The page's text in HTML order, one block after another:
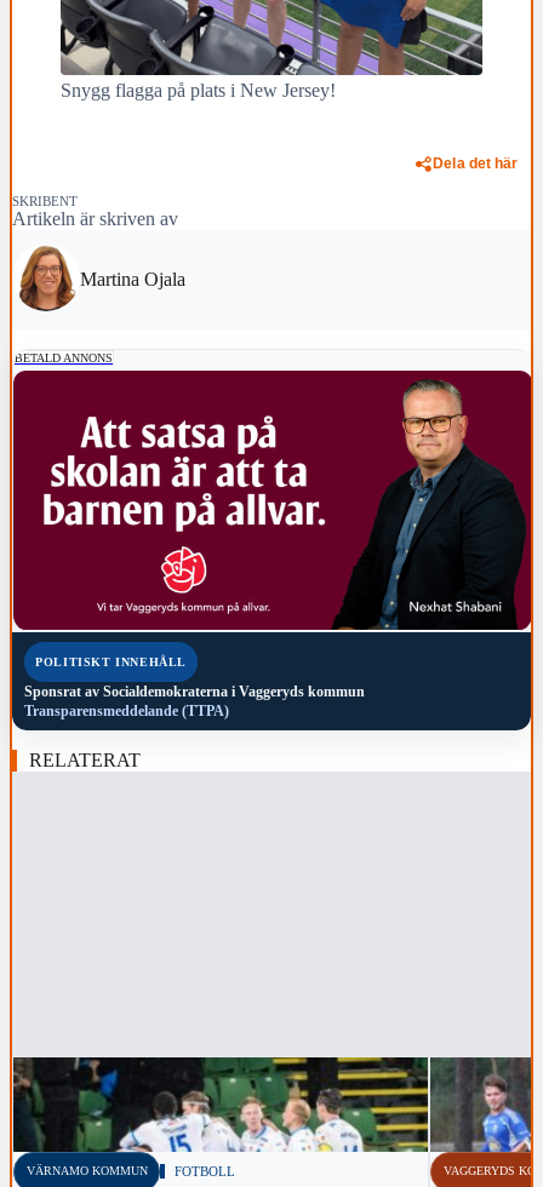
Snygg flagga på plats i New Jersey!
Dela det här
SKRIBENT
Artikeln är skriven av
Martina Ojala
BETALD ANNONS
POLITISKT INNEHÅLL
Sponsrat av Socialdemokraterna i Vaggeryds kommun
Transparensmeddelande (TTPA)
RELATERAT
VÄRNAMO KOMMUN FOTBOLL VAGGERYDS